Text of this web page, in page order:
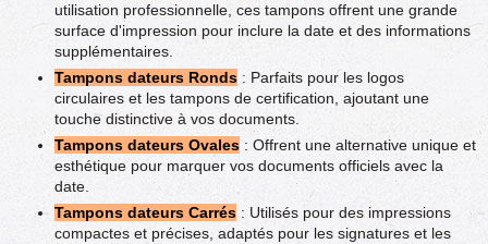
utilisation professionnelle, ces tampons offrent une grande
surface d'impression pour inclure la date et des informations
supplémentaires.
Tampons dateurs Ronds : Parfaits pour les logos
circulaires et les tampons de certification, ajoutant une
touche distinctive à vos documents.
Tampons dateurs Ovales : Offrent une alternative unique et
esthétique pour marquer vos documents officiels avec la
date.
Tampons dateurs Carrés : Utilisés pour des impressions
compactes et précises, adaptés pour les signatures et les